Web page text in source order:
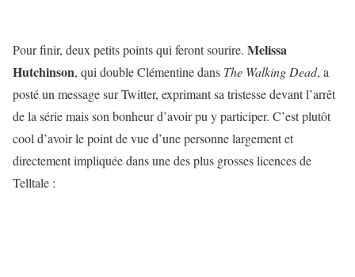
Pour finir, deux petits points qui feront sourire. Melissa
Hutchinson, qui double Clémentine dans The Walking Dead, a
posté un message sur Twitter, exprimant sa tristesse devant l’arrêt
de la série mais son bonheur d’avoir pu y participer. C’est plutôt
cool d’avoir le point de vue d’une personne largement et
directement impliquée dans une des plus grosses licences de
Telltale :